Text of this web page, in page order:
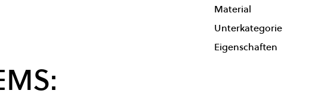
Material
Unterkategorie
Eigenschaften